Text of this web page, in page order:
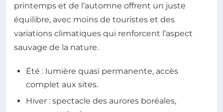
printemps et de l’automne offrent un juste
équilibre, avec moins de touristes et des
variations climatiques qui renforcent l’aspect
sauvage de la nature.
Été : lumière quasi permanente, accès
complet aux sites.
Hiver : spectacle des aurores boréales,